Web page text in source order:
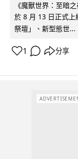
《魔獸世界：至暗
於 8 月 13 日正式
祭壇」、新型態世...
1 分享